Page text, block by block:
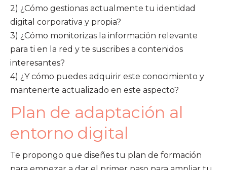
2) ¿Cómo gestionas actualmente tu identidad
digital corporativa y propia?
3) ¿Cómo monitorizas la información relevante
para ti en la red y te suscribes a contenidos
interesantes?
4) ¿Y cómo puedes adquirir este conocimiento y
mantenerte actualizado en este aspecto?
Plan de adaptación al
entorno digital
Te propongo que diseñes tu plan de formación